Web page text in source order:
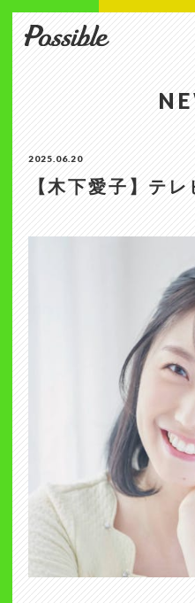
2025.06.20
【木下愛子】テ